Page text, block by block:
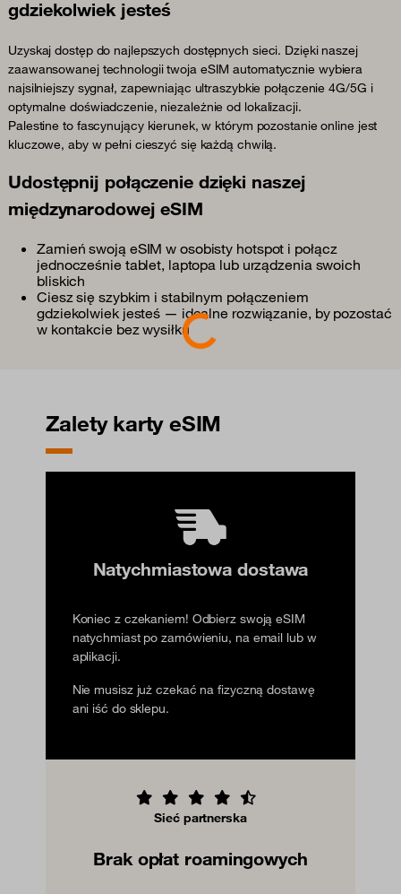
gdziekolwiek jesteś
Uzyskaj dostęp do najlepszych dostępnych sieci. Dzięki naszej
zaawansowanej technologii twoja eSIM automatycznie wybiera
najsilniejszy sygnał, zapewniając ultraszybkie połączenie 4G/5G i
optymalne doświadczenie, niezależnie od lokalizacji.
Palestine to fascynujący kierunek, w którym pozostanie online jest
kluczowe, aby w pełni cieszyć się każdą chwilą.
Udostępnij połączenie dzięki naszej
międzynarodowej eSIM
Zamień swoją eSIM w osobisty hotspot i połącz
jednocześnie tablet, laptopa lub urządzenia swoich
bliskich
Ciesz się szybkim i stabilnym połączeniem
gdziekolwiek jesteś — idealne rozwiązanie, by pozostać
w kontakcie bez wysiłku
Zalety karty eSIM
Natychmiastowa dostawa
Koniec z czekaniem! Odbierz swoją eSIM
natychmiast po zamówieniu, na email lub w
aplikacji.
Nie musisz już czekać na fizyczną dostawę
ani iść do sklepu.
Sieć partnerska
Brak opłat roamingowych
Loading...